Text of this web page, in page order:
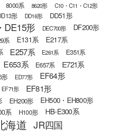
8000系 8620形
C10・C11・C12形
形 DD16形 DD51形
DE15形 DEC700形 DF200形
系 E131系 E217系
E257系 E261系 E351系
E653系 E657系 E721系
形 ED77形 EF64形
EF71形
EF81形
EH200形 EH500・EH800形
系 H100形 HB-E300系
海道 JR四国